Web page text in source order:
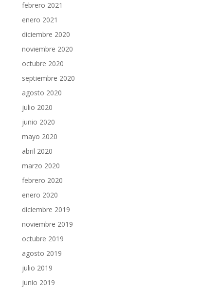
febrero 2021
enero 2021
diciembre 2020
noviembre 2020
octubre 2020
septiembre 2020
agosto 2020
julio 2020
junio 2020
mayo 2020
abril 2020
marzo 2020
febrero 2020
enero 2020
diciembre 2019
noviembre 2019
octubre 2019
agosto 2019
julio 2019
junio 2019